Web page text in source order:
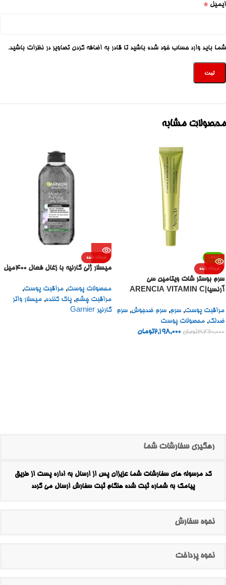
ایمیل *
شما باید وارد حساب خود شده باشید تا قادر به اضافه کردن تصاویر در نظرات باشید.
محصولات مشابه
-36%
فروخته شده
سرم بوستر شات ویتامین سی
آرنسیا|ARENCIA VITAMIN C
مراقبت پوست, سرم, سرم ضدجوش, سرم
ضدلک, محصولات پوست
3,420,000تومان 2,198,000تومان
فروخته شده
میسلار ژلی گارنیه با زغال فعال 400میل
محصولات پوست, مراقبت پوست,
مراقبت چشم, پاک کننده, میسلار واتر
گارنیر Garnier
رهگیری سفارشات شما
کد مرسوله های سفارشات شما عزیزان پس از ارسال به اداره پست از طریق
پیامک به شماره ثبت شده هنگام ثبت سفارش ارسال می گردد
نحوه سفارش
نحوه پرداخت